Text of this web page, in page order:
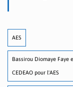
AES
Bassirou Diomaye Faye
CEDEAO pour l'AES